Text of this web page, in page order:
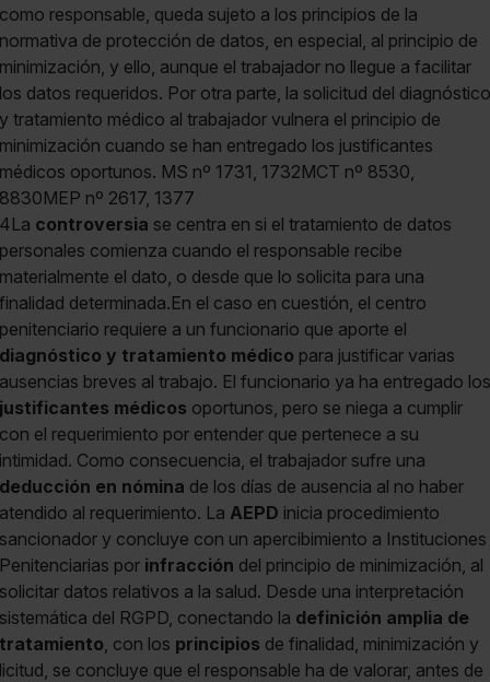
como responsable, queda sujeto a los principios de la
normativa de protección de datos, en especial, al principio de
minimización, y ello, aunque el trabajador no llegue a facilitar
los datos requeridos. Por otra parte, la solicitud del diagnóstico
y tratamiento médico al trabajador vulnera el principio de
minimización cuando se han entregado los justificantes
médicos oportunos. MS nº 1731, 1732MCT nº 8530,
8830MEP nº 2617, 1377
4La controversia se centra en si el tratamiento de datos
personales comienza cuando el responsable recibe
materialmente el dato, o desde que lo solicita para una
finalidad determinada.En el caso en cuestión, el centro
penitenciario requiere a un funcionario que aporte el
diagnóstico y tratamiento médico para justificar varias
ausencias breves al trabajo. El funcionario ya ha entregado los
justificantes médicos oportunos, pero se niega a cumplir
con el requerimiento por entender que pertenece a su
intimidad. Como consecuencia, el trabajador sufre una
deducción en nómina de los días de ausencia al no haber
atendido al requerimiento. La AEPD inicia procedimiento
sancionador y concluye con un apercibimiento a Instituciones
Penitenciarias por infracción del principio de minimización, al
solicitar datos relativos a la salud. Desde una interpretación
sistemática del RGPD, conectando la definición amplia de
tratamiento, con los principios de finalidad, minimización y
licitud, se concluye que el responsable ha de valorar, antes de